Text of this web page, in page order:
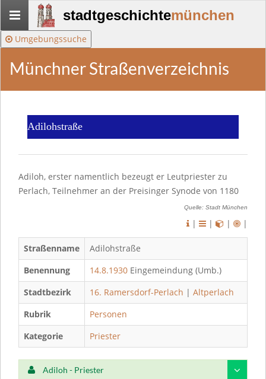
Stadtgeschichte-
München
stadtgeschichtemünchen
Umgebungssuche
Münchner Straßenverzeichnis
Adilohstraße
Adiloh, erster namentlich bezeugt er Leutpriester zu
Perlach, Teilnehmer an der Preisinger Synode von 1180
Quelle: Stadt München
| | | |
Straßenname
Adilohstraße
Benennung
14.8.1930 Eingemeindung (Umb.)
Stadtbezirk
16. Ramersdorf-Perlach | Altperlach
Rubrik
Personen
Kategorie
Priester
Adiloh - Priester